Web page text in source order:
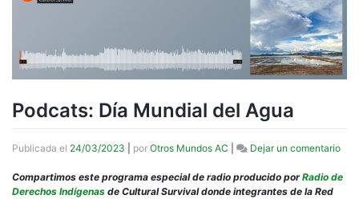
Podcats: Día Mundial del Agua
Publicada el 24/03/2023 por Otros Mundos AC Dejar un comentarioen
Día
Compartimos este programa especial de radio producido porRadio de
Derechos Indígenas de Cultural Survival donde integrantes de la Red